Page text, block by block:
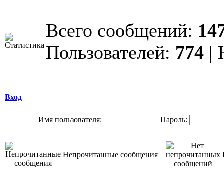
Всего сообщений:
Пользователей: 774 |
Вход
Имя пользователя: Пароль:
Непрочитанные сообщения